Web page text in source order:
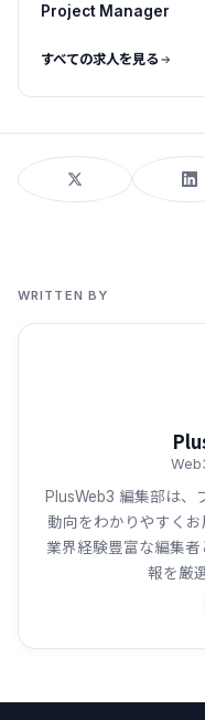
Project Manager
すべての求人を見る
WRITTEN BY
PlusWeb3 編集部は、
動向をわかりやすくお
業界経験豊富な編集
報を厳